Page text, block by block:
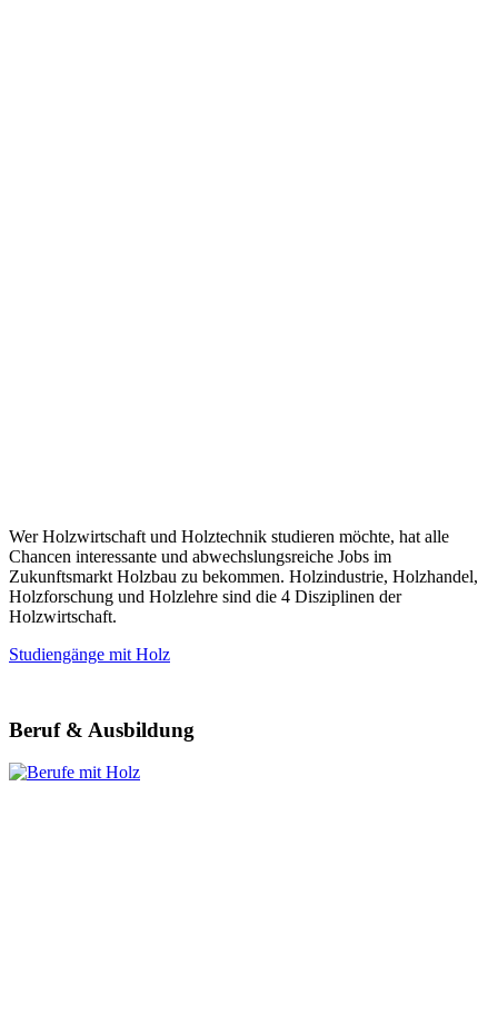
Wer Holzwirtschaft und Holztechnik studieren möchte, hat alle
Chancen interessante und abwechslungsreiche Jobs im
Zukunftsmarkt Holzbau zu bekommen. Holzindustrie, Holzhandel,
Holzforschung und Holzlehre sind die 4 Disziplinen der
Holzwirtschaft.
Studiengänge mit Holz
Beruf & Ausbildung